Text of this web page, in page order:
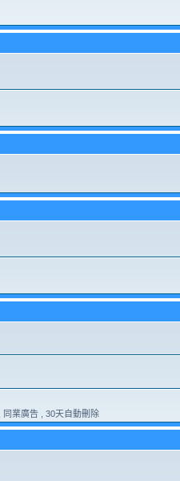
業廣告 , 30天自動刪除